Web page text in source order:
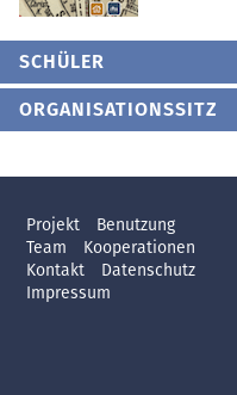
SCHÜLER
ORGANISATIONSSITZ
Projekt
Benutzung
Team
Kooperationen
Kontakt
Datenschutz
Impressum